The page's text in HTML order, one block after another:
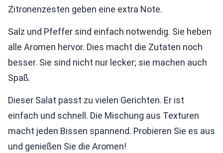
Zitronenzesten geben eine extra Note.
Salz und Pfeffer sind einfach notwendig. Sie heben
alle Aromen hervor. Dies macht die Zutaten noch
besser. Sie sind nicht nur lecker; sie machen auch
Spaß.
Dieser Salat passt zu vielen Gerichten. Er ist
einfach und schnell. Die Mischung aus Texturen
macht jeden Bissen spannend. Probieren Sie es aus
und genießen Sie die Aromen!